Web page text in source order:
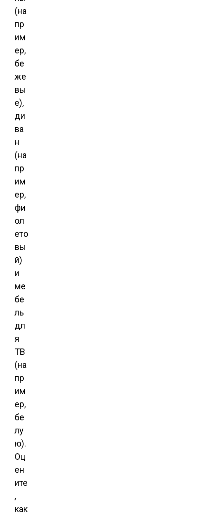
(на
пр
им
ер,
бе
же
вы
е),
ди
ва
н
(на
пр
им
ер,
фи
ол
ето
вы
й)
и
ме
бе
ль
дл
я
ТВ
(на
пр
им
ер,
бе
лу
ю).
Оц
ен
ите
,
как